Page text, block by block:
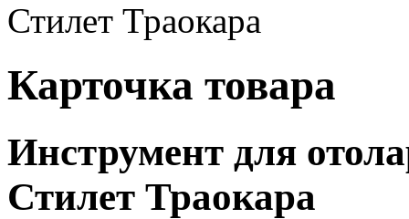
Стилет Траокара
Карточка товара
Инструмент для
Стилет Траокара